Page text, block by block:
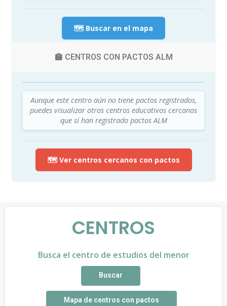
🗺️ Buscar en el mapa
🏫 CENTROS CON PACTOS ALM
Aunque este centro aún no tiene pactos registrados,
puedes visualizar otros centros educativos cercanos
que sí han registrado pactos ALM
🗺️ Ver centros cercanos con pactos
CENTROS
Busca el centro de estudios del menor
Buscar
Mapa de centros con pactos